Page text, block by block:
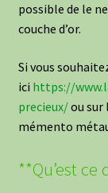
possible de le
couche d’or.
Si vous
ici https://
precieux/ou sur
mémento
**Qu’est ce